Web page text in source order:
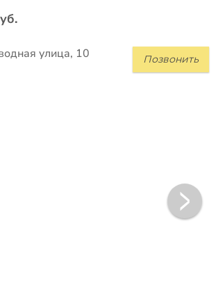
Позвонить
улица, 10